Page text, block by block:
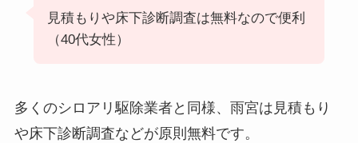
見積もりや床下診断調査は無料なので便利
（40代女性）
多くのシロアリ駆除業者と同様、雨宮は見積もり
や床下診断調査などが原則無料です。